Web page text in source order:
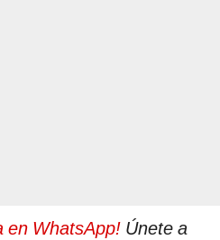
en WhatsApp! Únete a